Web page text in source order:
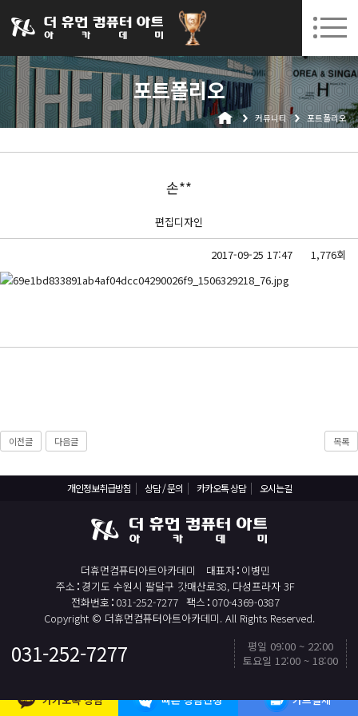
031-252-7277 수원캠퍼스 개강 08. 12.(수)
로그인 회원가입 고객센터
포트폴리오
커뮤니티 포트폴리오
손**
편집디자인
2017-09-25 17:47 1,776회
이전글 다음글 목록
개인정보취급방침 상담 / 문의 카카오톡 상담 오시는길
더휴먼컴퓨터아트아카데미 대표자 이병민
주소 경기도 수원시 팔달구 갓매산로38, 다성프라자 3F
전화번호 031-252-7277 팩스 070-4369-0387
Copyright © 더휴먼컴퓨터아트아카데미. All Rights Reserved.
031-252-7277
평일 09:00 ~ 22:00
토요일 12:00 ~ 18:00
TOP
빠른 상담신청 카드결제
아카데미소개
인사말
시설안내
자바(Java)기반 JSP/스프링 웹개발자(정보처리산업기사)(과정평가형)
전산세무회계 자격취득과정[전산회계1급/전산세무2급/FAT1급/TAT2급]
전기기능사(필기+실기) 자격증 취득과정
직업상담사 2급 (필기+실기) 자격증 취득과정
재직자/일반
포토샵 자격증 취득과정(GTQ1급)
일러스트 자격증 취득과정(GTQi 1급)
전산세무 2급 / TAT 2급 자격증 취득과정
카카오톡 상담